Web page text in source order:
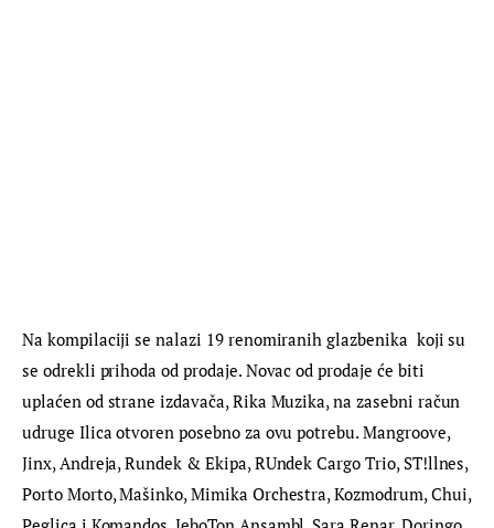
Na kompilaciji se nalazi 19 renomiranih glazbenika koji su
se odrekli prihoda od prodaje. Novac od prodaje će biti
uplaćen od strane izdavača, Rika Muzika, na zasebni račun
udruge Ilica otvoren posebno za ovu potrebu. Mangroove,
Jinx, Andreja, Rundek & Ekipa, RUndek Cargo Trio, ST!llnes,
Porto Morto, Mašinko, Mimika Orchestra, Kozmodrum, Chui,